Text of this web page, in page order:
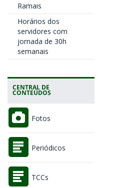
Ramais
Horários dos
servidores com
jornada de 30h
semanais
CENTRAL DE
CONTEÚDOS
Fotos
Periódicos
TCCs